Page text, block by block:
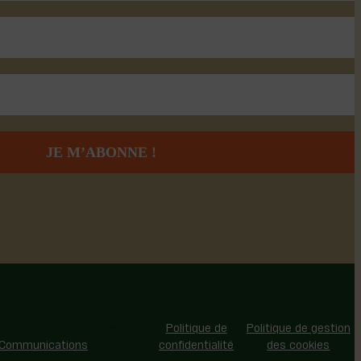
Politique de
confidentialité
Politique de gestion
des cookies